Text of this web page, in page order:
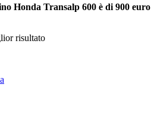
Honda Transalp 600 è di 900 euro
risultato